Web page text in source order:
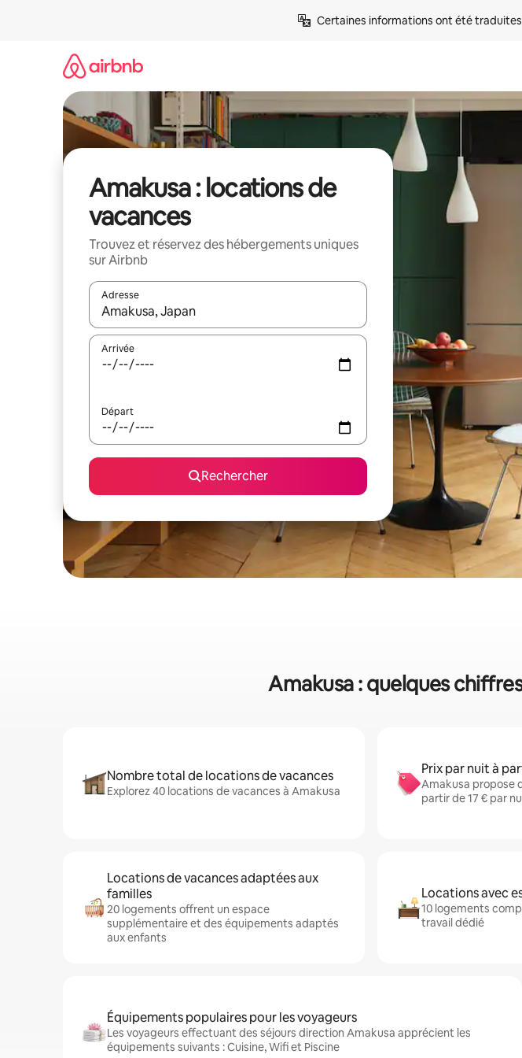
Certaines informations ont été
Amakusa : locations de
vacances
Trouvez et réservez des hébergements uniques
sur Airbnb
Adresse
Lorsque les résultats s'affichent, utilisez les flèches vers le haut et vers le bas pour
Arrivée
Départ
Rechercher
Amakusa : quelques
Nombre total de locations de vacances
Explorez 40 locations de vacances à Amakusa
Prix par nuit à
Amakusa propose
partir de 17 € par
Locations de vacances adaptées aux
familles
20 logements offrent un espace
supplémentaire et des équipements adaptés
aux enfants
Locations avec
10 logements
travail dédié
Équipements populaires pour les voyageurs
Les voyageurs effectuant des séjours direction Amakusa apprécient les
équipements suivants : Cuisine, Wifi et Piscine